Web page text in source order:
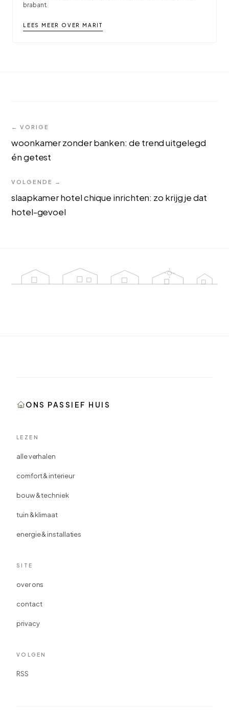
brabant.
LEES MEER OVER MARIT
← VORIGE
woonkamer zonder banken: de trend uitgelegd
én getest
VOLGENDE →
slaapkamer hotel chique inrichten: zo krijg je dat
hotel-gevoel
ONS PASSIEF HUIS
LEZEN
alle verhalen
comfort & interieur
bouw & techniek
tuin & klimaat
energie & installaties
SITE
over ons
contact
privacy
VOLGEN
RSS